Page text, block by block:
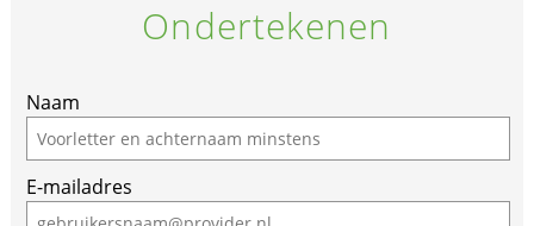
Ondertekenen
Naam
E-mailadres